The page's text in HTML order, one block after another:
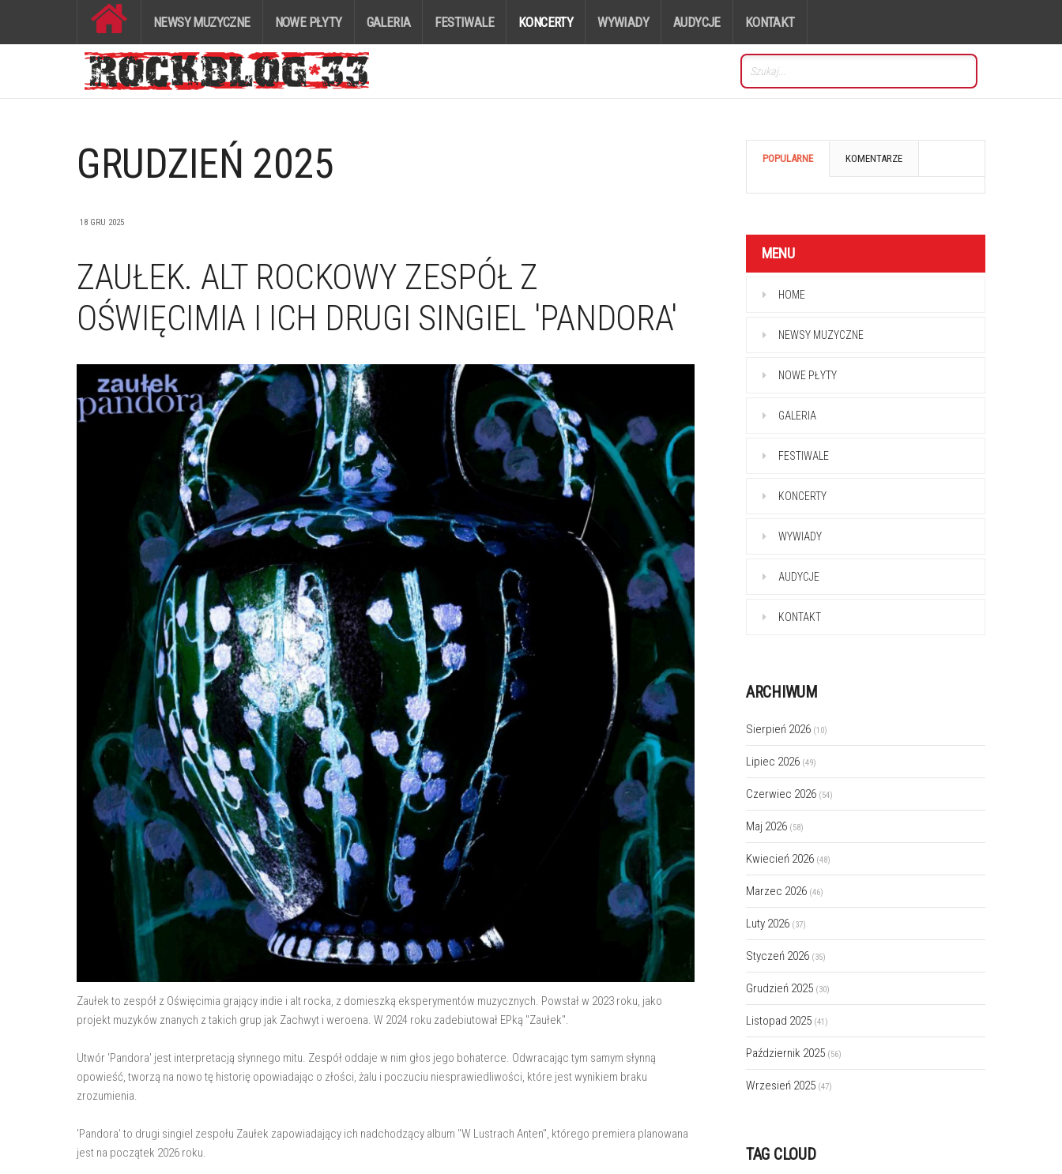
NEWSY MUZYCZNE NOWE PŁYTY GALERIA FESTIWALE KONCERTY WYWIADY AUDYCJE KONTAKT
GRUDZIEŃ 2025
18 GRU 2025
ZAUŁEK. ALT ROCKOWY ZESPÓŁ Z
OŚWIĘCIMIA I ICH DRUGI SINGIEL 'PANDORA'
Zaułek to zespół z Oświęcimia grający indie i alt rocka, z domieszką eksperymentów muzycznych. Powstał w 2023 roku, jako
projekt muzyków znanych z takich grup jak Zachwyt i weroena. W 2024 roku zadebiutował EPką "Zaułek".
Utwór 'Pandora' jest interpretacją słynnego mitu. Zespół oddaje w nim głos jego bohaterce. Odwracając tym samym słynną
opowieść, tworzą na nowo tę historię opowiadając o złości, żalu i poczuciu niesprawiedliwości, które jest wynikiem braku
zrozumienia.
'Pandora' to drugi singiel zespołu Zaułek zapowiadający ich nadchodzący album "W Lustrach Anten", którego premiera planowana
jest na początek 2026 roku.
POPULARNE KOMENTARZE
MENU
HOME
NEWSY MUZYCZNE
NOWE PŁYTY
GALERIA
FESTIWALE
KONCERTY
WYWIADY
AUDYCJE
KONTAKT
ARCHIWUM
Sierpień 2026 (10)
Lipiec 2026 (49)
Czerwiec 2026 (54)
Maj 2026 (58)
Kwiecień 2026 (48)
Marzec 2026 (46)
Luty 2026 (37)
Styczeń 2026 (35)
Grudzień 2025 (30)
Listopad 2025 (41)
Październik 2025 (56)
Wrzesień 2025 (47)
TAG CLOUD